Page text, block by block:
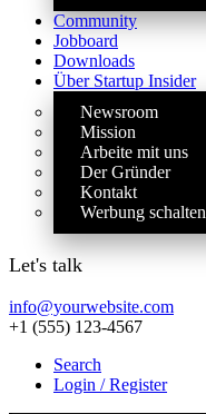
Community
Jobboard
Downloads
Über Startup Insider
Newsroom
Mission
Arbeite mit uns
Der Gründer
Kontakt
Werbung schalten
Let's talk
info@yourwebsite.com
+1 (555) 123-4567
Search
Login / Register